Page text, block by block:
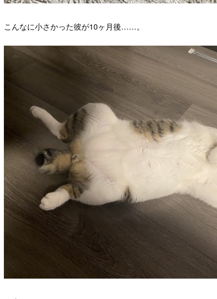
こんなに小さかった彼が10ヶ月後……。